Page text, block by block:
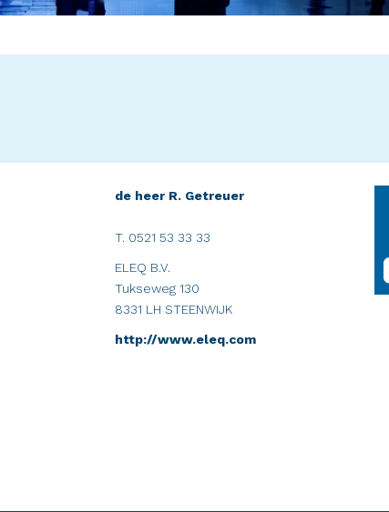
de heer R. Getreuer
T. 0521 53 33 33
ELEQ B.V.
Tukseweg 130
8331 LH STEENWIJK
http://www.eleq.com